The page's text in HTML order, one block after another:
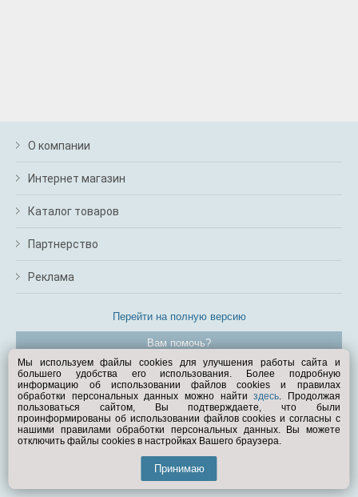
О компании
Интернет магазин
Каталог товаров
Партнерство
Реклама
Перейти на полную версию
Вам помочь?
© Exist.ru 1998—2026
Мы используем файлы cookies для улучшения работы сайта и
большего удобства его использования. Более подробную
информацию об использовании файлов cookies и правилах
обработки персональных данных можно найтиздесь. Продолжая
пользоваться сайтом, Вы подтверждаете, что были
проинформированы об использовании файлов cookies и согласны с
нашими правилами обработки персональных данных. Вы можете
отключить файлы cookies в настройках Вашего браузера.
Принимаю